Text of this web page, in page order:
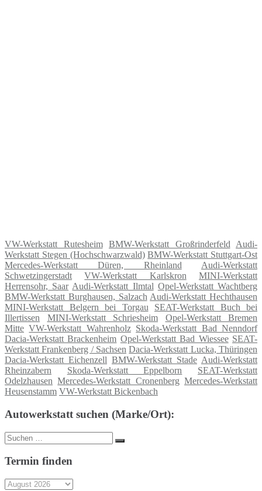
VW-Werkstatt Rutesheim BMW-Werkstatt Großrinderfeld
Audi-
Werkstatt Stegen (Hochschwarzwald) BMW-Werkstatt Stuttgart-Ost
Mercedes-Werkstatt Düren, Rheinland
Audi-Werkstatt
Schwetzingerstadt
VW-Werkstatt Karlskron
MINI-Werkstatt
Herrensohr, Saar Audi-Werkstatt Ilmtal Opel-Werkstatt Wachtberg
BMW-Werkstatt Burghausen, Salzach Audi-Werkstatt Hechthausen
MINI-Werkstatt Belgern bei Torgau
SEAT-Werkstatt Buch bei
Illertissen
MINI-Werkstatt Schriesheim
Opel-Werkstatt Bremen
Mitte VW-Werkstatt Wahrenholz Skoda-Werkstatt Bad Nenndorf
Dacia-Werkstatt Brackenheim Opel-Werkstatt Bad Wiessee SEAT-
Werkstatt Frankenberg / Sachsen Dacia-Werkstatt Lucka, Thüringen
Dacia-Werkstatt Eichenzell BMW-Werkstatt Stade Audi-Werkstatt
Rheinzabern
Skoda-Werkstatt Eppelborn
SEAT-Werkstatt
Odelzhausen Mercedes-Werkstatt Cronenberg Mercedes-Werkstatt
Heusenstamm VW-Werkstatt Bickenbach
Autowerkstatt suchen (Marke/Ort):
Suche
nach:
Suchen
Termin finden